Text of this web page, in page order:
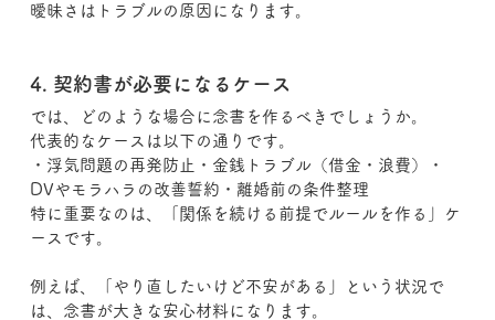
曖昧さはトラブルの原因になります。
4. 契約書が必要になるケース
では、どのような場合に念書を作るべきでしょうか。
代表的なケースは以下の通りです。
・浮気問題の再発防止・金銭トラブル（借金・浪費）・
DVやモラハラの改善誓約・離婚前の条件整理
特に重要なのは、「関係を続ける前提でルールを作る」ケ
ースです。
例えば、「やり直したいけど不安がある」という状況で
は、念書が大きな安心材料になります。